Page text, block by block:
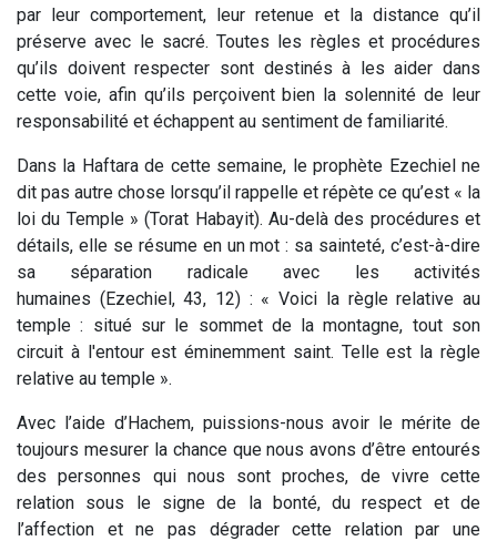
par leur comportement, leur retenue et la distance qu’il
préserve avec le sacré. Toutes les règles et procédures
qu’ils doivent respecter sont destinés à les aider dans
cette voie, afin qu’ils perçoivent bien la solennité de leur
responsabilité et échappent au sentiment de familiarité.
Dans la Haftara de cette semaine, le prophète Ezechiel ne
dit pas autre chose lorsqu’il rappelle et répète ce qu’est « la
loi du Temple » (Torat Habayit). Au-delà des procédures et
détails, elle se résume en un mot : sa sainteté, c’est-à-dire
sa séparation radicale avec les activités
humaines (Ezechiel, 43, 12) : «Voici la règle relative au
temple : situé sur le sommet de la montagne, tout son
circuit à l'entour est éminemment saint. Telle est la règle
relative au temple ».
Avec l’aide d’Hachem, puissions-nous avoir le mérite de
toujours mesurer la chance que nous avons d’être entourés
des personnes qui nous sont proches, de vivre cette
relation sous le signe de la bonté, du respect et de
l’affection et ne pas dégrader cette relation par une